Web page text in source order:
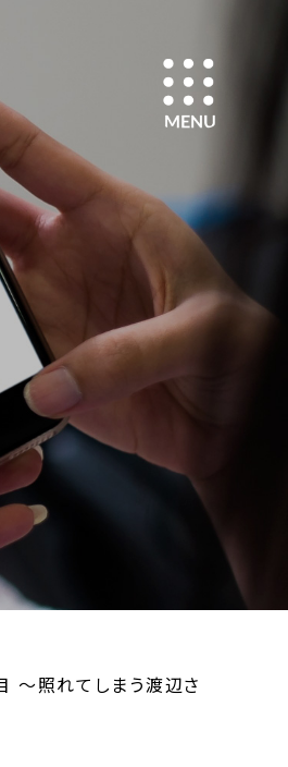
～照れてしまう渡辺さ